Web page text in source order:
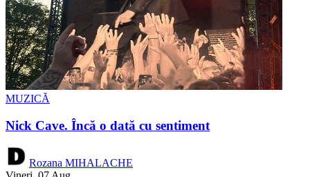
MUZICĂ
Nick Cave. Încă o dată cu sentiment
Rozana MIHALACHE